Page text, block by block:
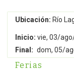
Ubicación: Río
Inicio: vie, 03/
Final: dom, 05/
Ferias